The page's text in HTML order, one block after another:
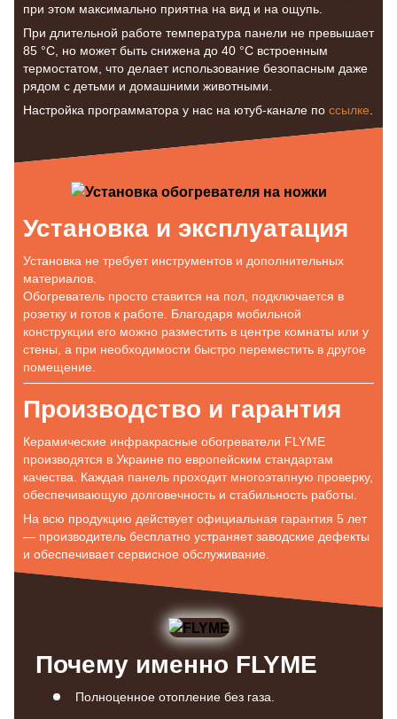
при этом максимально приятна на вид и на ощупь.
При длительной работе температура панели не превышает
85 °C, но может быть снижена до 40 °C встроенным
термостатом, что делает использование безопасным даже
рядом с детьми и домашними животными.
Настройка программатора у нас на ютуб-канале по ссылке
Установка и эксплуатация
Установка не требует инструментов и дополнительных
материалов.
Обогреватель просто ставится на пол, подключается в
розетку и готов к работе. Благодаря мобильной
конструкции его можно разместить в центре комнаты или у
стены, а при необходимости быстро переместить в другое
помещение.
Производство и гарантия
Керамические инфракрасные обогреватели FLYME
производятся в Украине по европейским стандартам
качества. Каждая панель проходит многоэтапную проверку,
обеспечивающую долговечность и стабильность работы.
На всю продукцию действует официальная гарантия 5 лет
— производитель бесплатно устраняет заводские дефекты
и обеспечивает сервисное обслуживание.
Почему именно FLYME
Полноценное отопление без газа.